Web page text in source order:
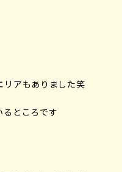
リアもありました笑
るところです